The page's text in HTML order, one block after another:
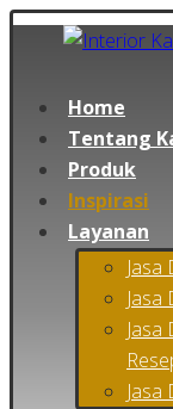
Home
Tentang
Produk
Inspirasi
Layanan
Jasa